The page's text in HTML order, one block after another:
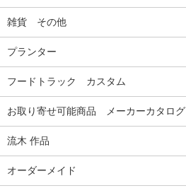
雑貨 その他
プランター
フードトラック カスタム
お取り寄せ可能商品 メーカーカタログ
流木 作品
オーダーメイド